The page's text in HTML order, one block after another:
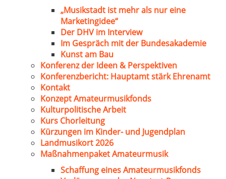
„Musikstadt ist mehr als nur eine
Marketingidee“
Der DHV im Interview
Im Gespräch mit der Bundesakademie
Kunst am Bau
Konferenz der Ideen & Perspektiven
Konferenzbericht: Hauptamt stärk Ehrenamt
Kontakt
Konzept Amateurmusikfonds
Kulturpolitische Arbeit
Kurs Chorleitung
Kürzungen im Kinder- und Jugendplan
Landmusikort 2026
Maßnahmenpaket Amateurmusik
Schaffung eines Amateurmusikfonds